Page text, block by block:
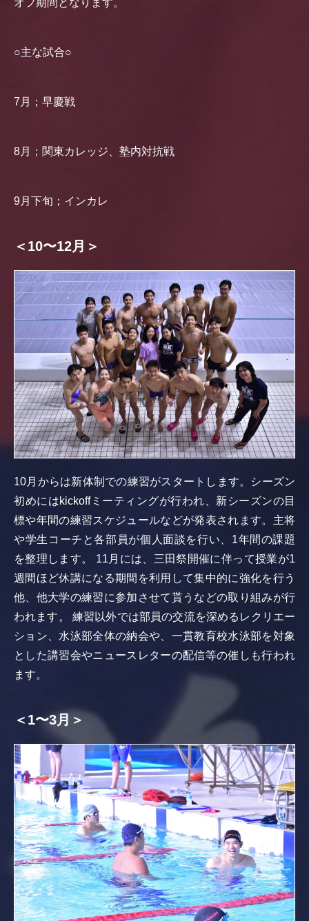
○主な試合○
7月；早慶戦
8月；関東カレッジ、塾内対抗戦
9月下旬；インカレ
＜10〜12月＞
10月からは新体制での練習がスタートします。シーズン
初めにはkickoffミーティングが行われ、新シーズンの目
標や年間の練習スケジュールなどが発表されます。主将
や学生コーチと各部員が個人面談を行い、1年間の課題
を整理します。 11月には、三田祭開催に伴って授業が1
週間ほど休講になる期間を利用して集中的に強化を行う
他、他大学の練習に参加させて貰うなどの取り組みが行
われます。 練習以外では部員の交流を深めるレクリエー
ション、水泳部全体の納会や、一貫教育校水泳部を対象
とした講習会やニュースレターの配信等の催しも行われ
ます。
＜1〜3月＞